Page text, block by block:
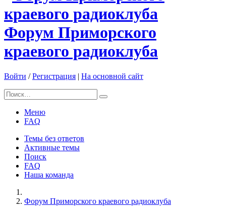
Форум Приморского
краевого радиоклуба
Войти /Регистрация | На основной сайт
Меню
FAQ
Темы без ответов
Активные темы
Поиск
FAQ
Наша команда
Форум Приморского краевого радиоклуба